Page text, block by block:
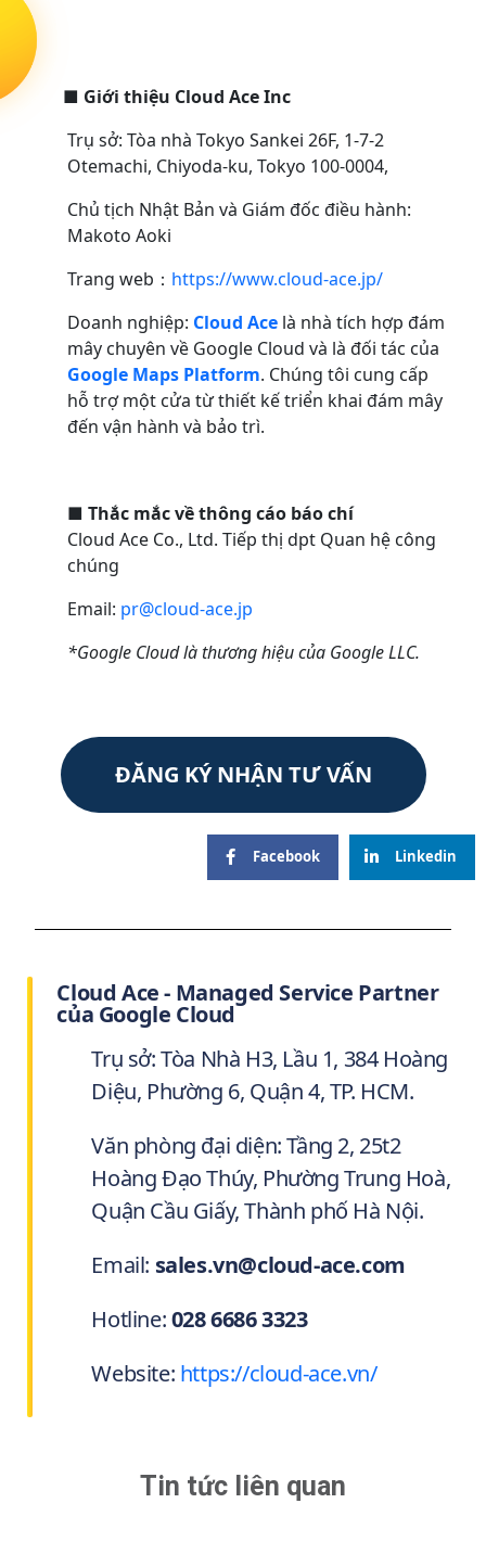
■ Giới thiệu Cloud Ace Inc
Trụ sở: Tòa nhà Tokyo Sankei 26F, 1-7-2
Otemachi, Chiyoda-ku, Tokyo 100-0004,
Chủ tịch Nhật Bản và Giám đốc điều hành:
Makoto Aoki
Trang web： https://www.cloud-ace.jp/
Doanh nghiệp: Cloud Ace là nhà tích hợp đám
mây chuyên về Google Cloud và là đối tác của
Google Maps Platform. Chúng tôi cung cấp
hỗ trợ một cửa từ thiết kế triển khai đám mây
đến vận hành và bảo trì.
■ Thắc mắc về thông cáo báo chí
Cloud Ace Co., Ltd. Tiếp thị dpt Quan hệ công
chúng
Email: pr@cloud-ace.jp
*Google Cloud là thương hiệu của Google LLC.
ĐĂNG KÝ NHẬN TƯ VẤN
Facebook Linkedin
Cloud Ace - Managed Service Partner
của Google Cloud
Trụ sở: Tòa Nhà H3, Lầu 1, 384 Hoàng
Diệu, Phường 6, Quận 4, TP. HCM.
Văn phòng đại diện: Tầng 2, 25t2
Hoàng Đạo Thúy, Phường Trung Hoà,
Quận Cầu Giấy, Thành phố Hà Nội.
Email: sales.vn@cloud-ace.com
Hotline:028 6686 3323
Website: https://cloud-ace.vn/
Tin tức liên quan